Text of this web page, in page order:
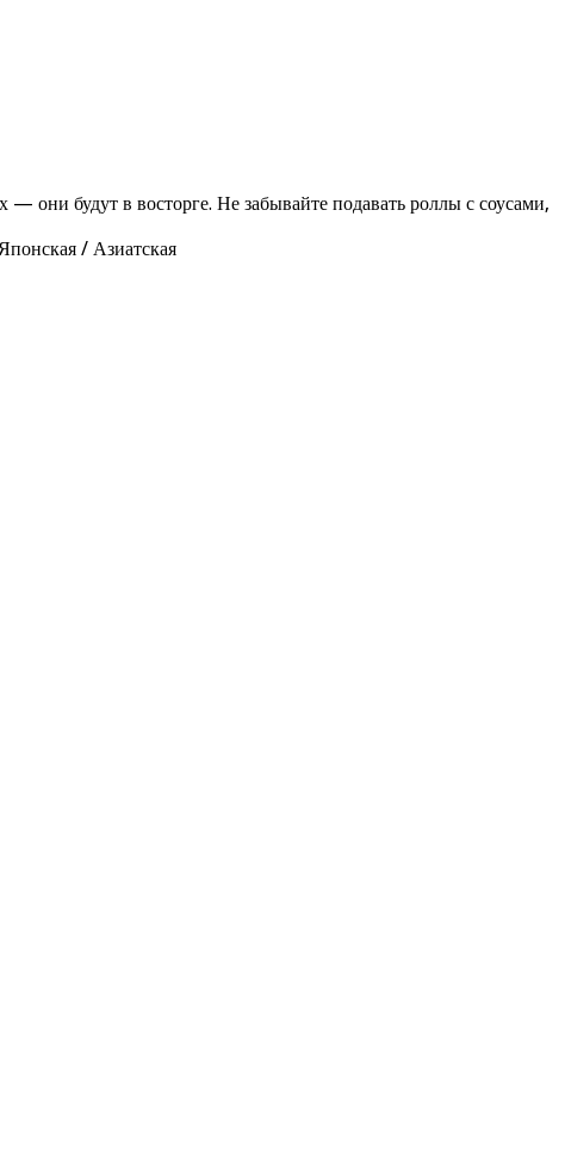
они будут в восторге. Не забывайте подавать роллы с соусами,
/ Азиатская